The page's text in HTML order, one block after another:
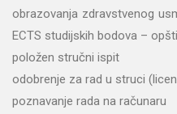
obrazovanja zdravstvenog
ECTS studijskih bodova –
položen stručni ispit
odobrenje za rad u struci
poznavanje rada na računaru